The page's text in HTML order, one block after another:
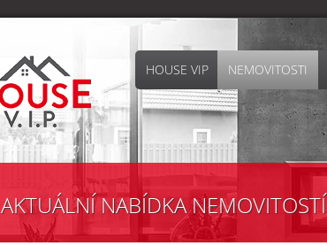
HOUSE VIP NEMOVITOSTI
AKTUÁLNÍ NABÍDKA NEMOVITOSTÍ